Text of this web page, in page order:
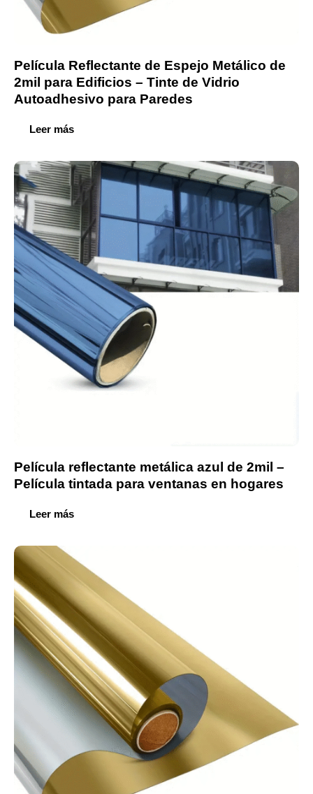
Película Reflectante de Espejo Metálico de
2mil para Edificios – Tinte de Vidrio
Autoadhesivo para Paredes
Leer más
Película reflectante metálica azul de 2mil –
Película tintada para ventanas en hogares
Leer más